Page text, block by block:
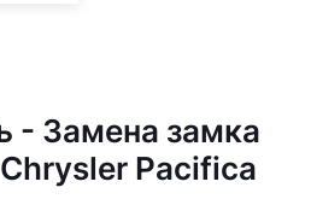
- Замена замка
Pacifica